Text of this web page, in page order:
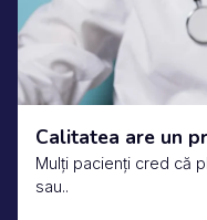
Calitatea are un
Mulți pacienți cred că
sau..